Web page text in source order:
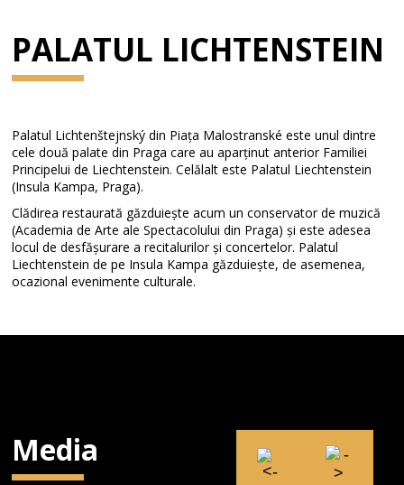
PALATUL LICHTENSTEIN
Palatul Lichtenštejnský din Piața Malostranské este unul dintre
cele două palate din Praga care au aparținut anterior Familiei
Principelui de Liechtenstein. Celălalt este Palatul Liechtenstein
(Insula Kampa, Praga).
Clădirea restaurată găzduiește acum un conservator de muzică
(Academia de Arte ale Spectacolului din Praga) și este adesea
locul de desfășurare a recitalurilor și concertelor. Palatul
Liechtenstein de pe Insula Kampa găzduiește, de asemenea,
ocazional evenimente culturale.
Media